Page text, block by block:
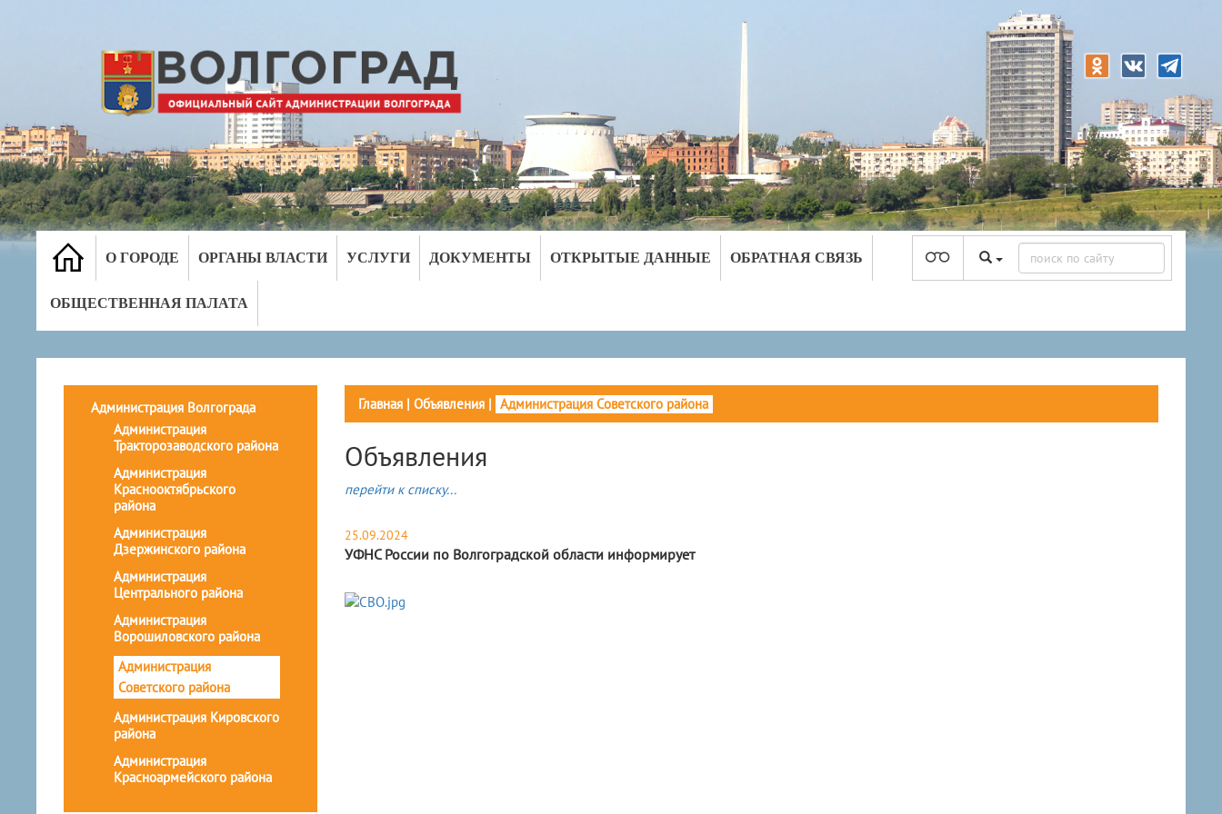
О ГОРОДЕ ОРГАНЫ ВЛАСТИ УСЛУГИ ДОКУМЕНТЫ ОТКРЫТЫЕ ДАННЫЕ ОБРАТНАЯ СВЯЗЬ
ОБЩЕСТВЕННАЯ ПАЛАТА
Администрация Волгограда
Администрация
Тракторозаводского района
Администрация
Краснооктябрьского
района
Администрация
Дзержинского района
Администрация
Центрального района
Администрация
Ворошиловского района
Администрация
Советского района
Администрация Кировского
района
Администрация
Красноармейского района
Главная| Объявления| Администрация Советского района
Объявления
перейти к списку...
25.09.2024
УФНС России по Волгоградской области информирует